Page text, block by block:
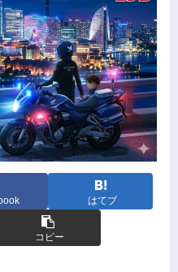
はてブ
コピー